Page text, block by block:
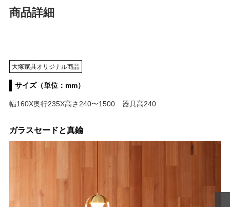
商品詳細
大塚家具オリジナル商品
サイズ（単位：mm）
幅160X奥行235X高さ240〜1500 器具高240
ガラスセードと真鍮